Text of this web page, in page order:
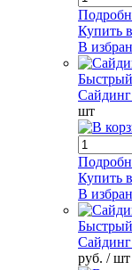
Купить
В
шт
Купить
В
руб. / шт